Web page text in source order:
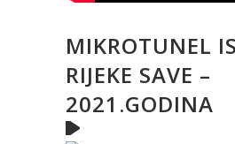
MIKROTUNEL
RIJEKE SAVE –
2021.GODINA